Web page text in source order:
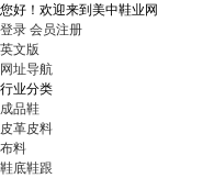
您好！ 欢迎来到美中鞋业网
登录 会员注册
英文版
网址导航
行业分类
成品鞋
皮革皮料
布料
鞋底鞋跟